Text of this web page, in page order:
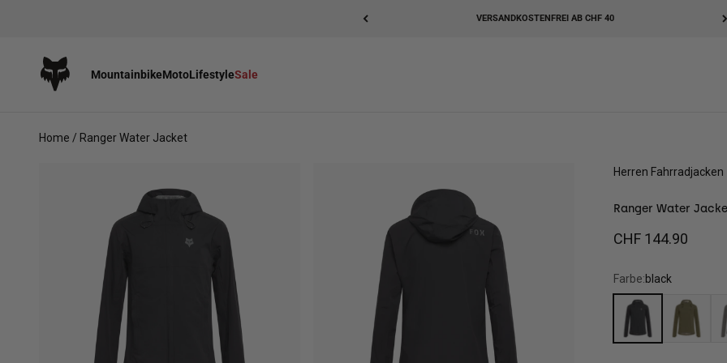
VERSANDKOSTENFREI AB CHF 40
MountainbikeMotoLifestyleSale
Fox Racing
Home / Ranger Water Jacket
Herren Fahrradjacken
Ranger Water
Angebot
CHF 144.90
Farbe:black
black
olive green